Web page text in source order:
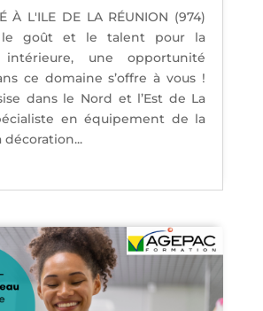
À L'ILE DE LA RÉUNION (974)
le goût et le talent pour la
intérieure, une opportunité
ce domaine s’offre à vous !
dans le Nord et l’Est de La
en équipement de la
décoration...